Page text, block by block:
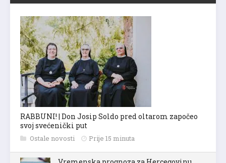
RABBUNI! | Don Josip Soldo pred oltarom započeo
svoj svećenički put
Ostale novosti Prije 15 minuta